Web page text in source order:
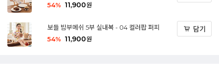
54% 11,900원
보들 밤부메쉬 5부 실내복 - 04 컬러팝 퍼피
54% 11,900원
담기